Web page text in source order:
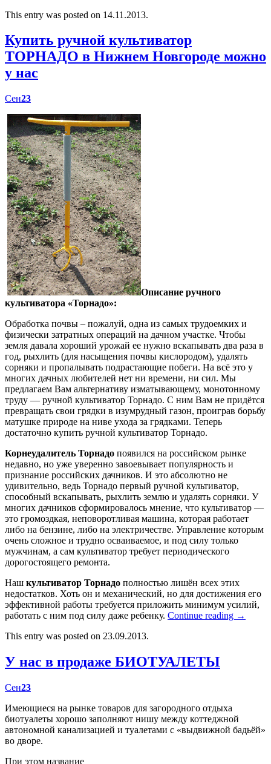
This entry was posted on 14.11.2013.
Купить ручной культиватор
ТОРНАДО в Нижнем Новгороде можно
у нас
Сен23
Описание ручного
культиватора «Торнадо»:
Обработка почвы – пожалуй, одна из самых трудоемких и
физически затратных операций на дачном участке. Чтобы
земля давала хороший урожай ее нужно вскапывать два раза в
год, рыхлить (для насыщения почвы кислородом), удалять
сорняки и пропалывать подрастающие побеги. На всё это у
многих дачных любителей нет ни времени, ни сил. Мы
предлагаем Вам альтернативу изматывающему, монотонному
труду — ручной культиватор Торнадо. С ним Вам не придётся
превращать свои грядки в изумрудный газон, проиграв борьбу
матушке природе на ниве ухода за грядками. Теперь
достаточно купить ручной культиватор Торнадо.
Корнеудалитель Торнадо появился на российском рынке
недавно, но уже уверенно завоевывает популярность и
признание российских дачников. И это абсолютно не
удивительно, ведь Торнадо первый ручной культиватор,
способный вскапывать, рыхлить землю и удалять сорняки. У
многих дачников сформировалось мнение, что культиватор —
это громоздкая, неповоротливая машина, которая работает
либо на бензине, либо на электричестве. Управление которым
очень сложное и трудно осваиваемое, и под силу только
мужчинам, а сам культиватор требует периодического
дорогостоящего ремонта.
Наш культиватор Торнадо полностью лишён всех этих
недостатков. Хоть он и механический, но для достижения его
эффективной работы требуется приложить минимум усилий,
работать с ним под силу даже ребенку. Continue reading →
This entry was posted on 23.09.2013.
У нас в продаже БИОТУАЛЕТЫ
Сен23
Имеющиеся на рынке товаров для загородного отдыха
биотуалеты хорошо заполняют нишу между коттеджной
автономной канализацией и туалетами с «выдвижной бадьёй»
во дворе.
При этом название